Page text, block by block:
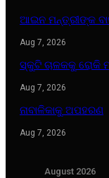
ଆଇନ ମନ୍ତ୍ରୀଙ୍କ
Aug 7, 2026
ସ୍କୁଟି ଚାଳକକୁ ରୋକି
Aug 7, 2026
ନାବାଳିକାକୁ ଅପହରଣ
Aug 7, 2026
August 2026